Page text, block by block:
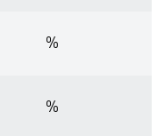
%
%